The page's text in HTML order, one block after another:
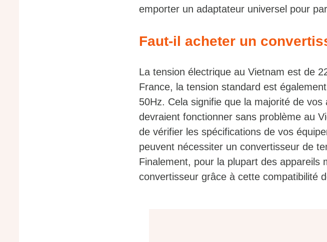
emporter un adaptateur universel pour
Faut-il acheter un
La tension électrique au Vietnam est de
France, la tension standard est
50Hz. Cela signifie que la majorité de
devraient fonctionner sans problème au
de vérifier les spécifications de vos
peuvent nécessiter un convertisseur de
Finalement, pour la plupart des appareils
convertisseur grâce à cette compatibilité